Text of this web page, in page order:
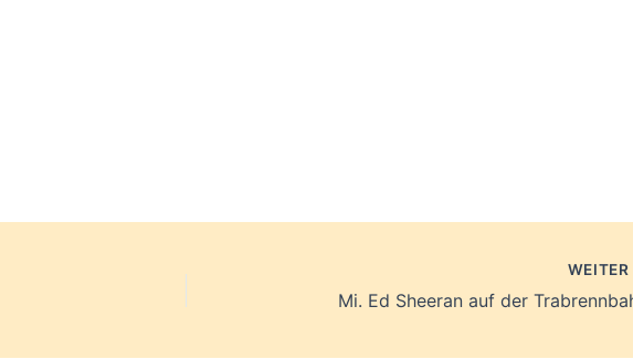
WEITER
Mi. Ed Sheeran auf der